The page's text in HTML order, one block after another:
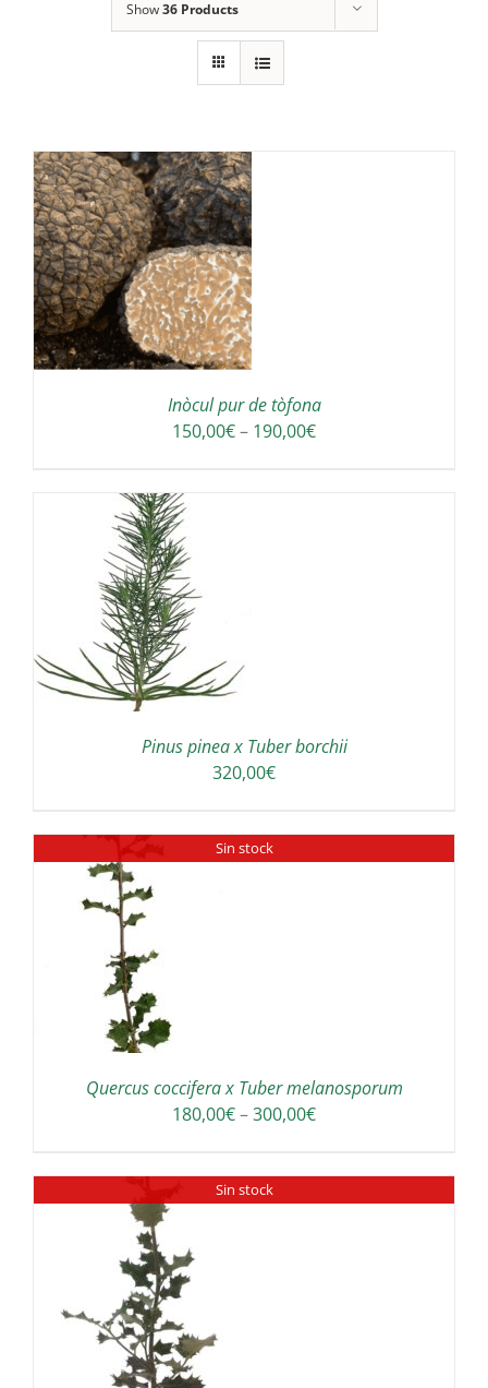
Show36 Products
Inòcul pur de tòfona
150,00€– 190,00€Interval
Pinus pinea x Tuber borchii
320,00€
Sin stock
Quercus coccifera x Tuber melanosporum
180,00€–300,00€Interval
Sin stock